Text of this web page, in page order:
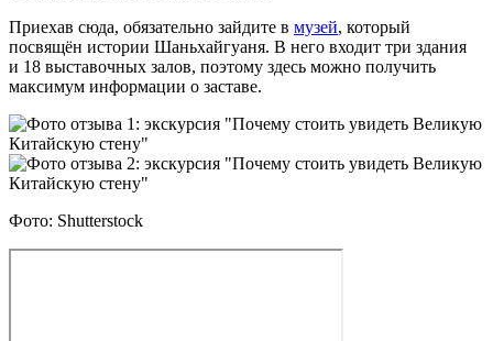
Приехав сюда, обязательно зайдите в музей, который
посвящён истории Шаньхайгуаня. В него входит три здания
и 18 выставочных залов, поэтому здесь можно получить
максимум информации о заставе.
Фото: Shutterstock